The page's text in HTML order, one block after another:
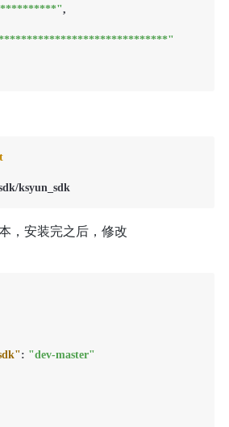
,
，安装完之后，修改
: "dev-master"